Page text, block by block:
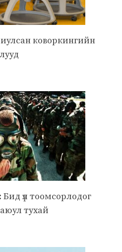
коворкингийн
үл тоомсорлодог
тухай